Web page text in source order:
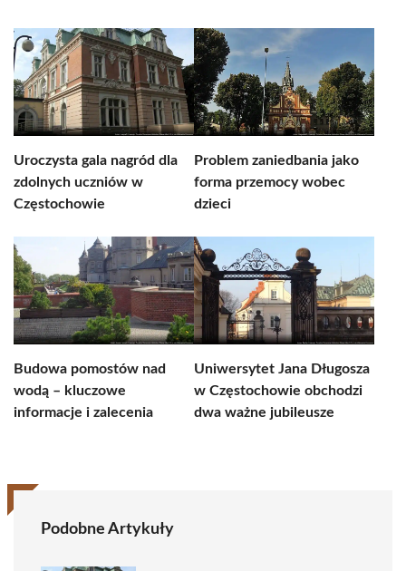
Uroczysta gala nagród dla
zdolnych uczniów w
Częstochowie
Problem zaniedbania jako
forma przemocy wobec
dzieci
Budowa pomostów nad
wodą – kluczowe
informacje i zalecenia
Uniwersytet Jana Długosza
w Częstochowie obchodzi
dwa ważne jubileusze
Podobne Artykuły